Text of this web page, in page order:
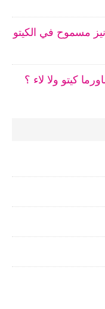
مسموح في الكيتو
كيتو ولا لاء ؟